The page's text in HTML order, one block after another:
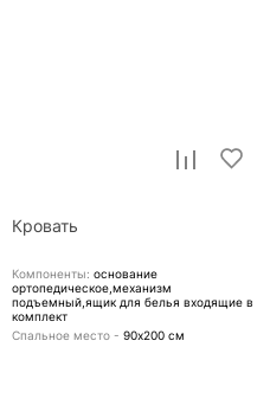
Кровать
Компоненты: основание
ортопедическое,механизм
подъемный,ящик для белья входящие в
комплект
Спальное место - 90х200 см